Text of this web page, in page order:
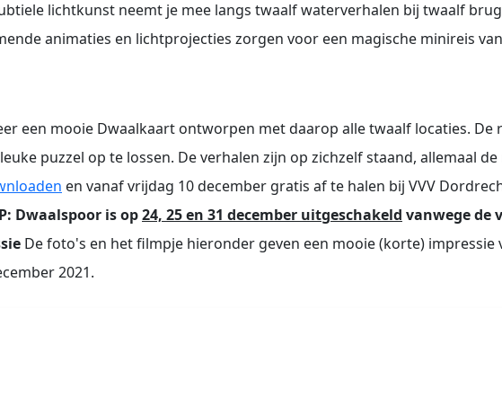
lichtkunst neemt je mee langs twaalf waterverhalen bij twaalf
animaties en lichtprojecties zorgen voor een magische minireis
een mooie Dwaalkaart ontworpen met daarop alle twaalf locaties. De
puzzel op te lossen. De verhalen zijn op zichzelf staand, allemaal
en vanaf vrijdag 10 december gratis af te halen bij VVV
Dwaalspoor is op24, 25 en 31 december uitgeschakeld vanwege de
De foto's en het filmpje hieronder geven een mooie (korte) impressie
2021.